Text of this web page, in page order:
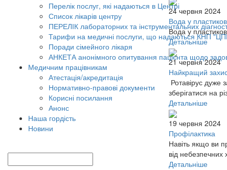
Перелік послуг, які надаються в Центрі
Список лікарів центру
ПЕРЕЛІК лабораторних та інструментальних
Тарифи на медичні послуги, що надаються КНП
Поради сімейного лікаря
АНКЕТА анонімного опитування пацієнта щодо
Медичним працівникам
Атестація/акредитація
Нормативно-правові документи
Корисні посилання
Анонс
Наша гордість
Новини
24 червня 2024
Вода у
Вода у
Детальніше
21 червня 2024
Найкращий
Ротавірус дуже
зберігатися на
Детальніше
19 червня 2024
Профілактика
Навіть якщо ви
від небезпечних
Детальніше